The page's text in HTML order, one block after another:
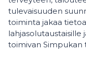
tulevaisuuden
toiminta jakaa
lahjasolutaustaisille
toimivan Simpukan